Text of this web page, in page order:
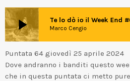
play_arrow Te lo dò io il Week End
Marco Cengio
Puntata 64 giovedì 25 aprile 2024
Dove andranno i banditi questo
che in questa puntata ci metto